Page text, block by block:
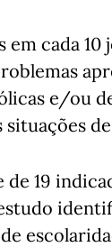
em cada
e/ou
situações
de 19